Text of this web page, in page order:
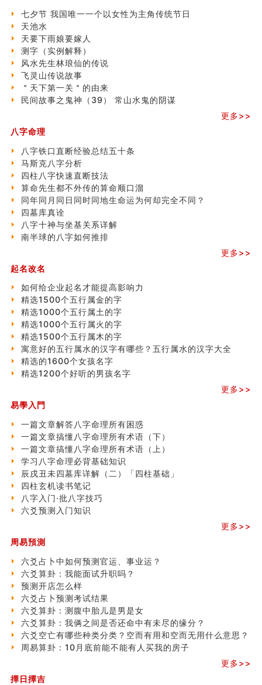
六爻測住宅風水 (四)
玄空本义 (五)
财务办公室风水布局
精选1500个五行属木的字
玄空本义 (四)
八字算命：女命八字里日坐伤官克夫？
六爻算卦：我俩之间是否还命中有未尽的缘分？
订婚就是定结婚日子吗
玄空本义 (三)
命理解说：想请问什么时候能够遇到姻缘结婚？
商舖選址的風水講究 (下)
吉凶神跳上大运时的断法【四柱技巧】
家居常見風水形煞及化解方法 (一)
刘燮鈞讲人相 手纹与命运(一)
玄空本义 (二)
大門風水五大禁忌！大門風水擺設？門中門風水解方？
出现这几种面相桃花泛
寓意好的五行属水的汉字有哪些？五行属水的汉字大全
玄空本义 (一)
七夕节 我国唯一一个以女性为主角传统节日
天池水
天要下雨娘要嫁人
测字（实例解释）
风水先生林琅仙的传说
飞灵山传说故事
＂天下第一关＂的由来
民间故事之鬼神（39） 常山水鬼的阴谋
更多>>
八字命理
八字铁口直断经验总结五十条
马斯克八字分析
四柱八字快速直断技法
算命先生都不外传的算命顺口溜
同年同月同日同时同地生命运为何却完全不同？
四墓库真诠
八字十神与坐基关系详解
南半球的八字如何推排
更多>>
起名改名
如何给企业起名才能提高影响力
精选1500个五行属金的字
精选1000个五行属土的字
精选1000个五行属火的字
精选1500个五行属木的字
寓意好的五行属水的汉字有哪些？五行属水的汉字大全
精选的1600个女孩名字
精选1200个好听的男孩名字
更多>>
易學入門
一篇文章解答八字命理所有困惑
一篇文章搞懂八字命理所有术语（下）
一篇文章搞懂八字命理所有术语（上）
学习八字命理必背基础知识
辰戌丑未四墓库详解（二）「四柱基础」
四柱玄机读书笔记
八字入门·批八字技巧
六爻预测入门知识
更多>>
周易預測
六爻占卜中如何预测官运、事业运？
六爻算卦：我能面试升职吗？
预测开店怎么样
六爻占卜预测考试结果
六爻算卦：测腹中胎儿是男是女
六爻算卦：我俩之间是否还命中有未尽的缘分？
六爻空亡有哪些种类分类？空而有用和空而无用什么意思？
周易算卦：10月底前能不能有人买我的房子
更多>>
擇日擇吉